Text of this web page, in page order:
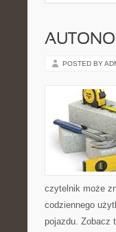
POSTED BY
czytelnik może
codziennego
pojazdu. Zobacz